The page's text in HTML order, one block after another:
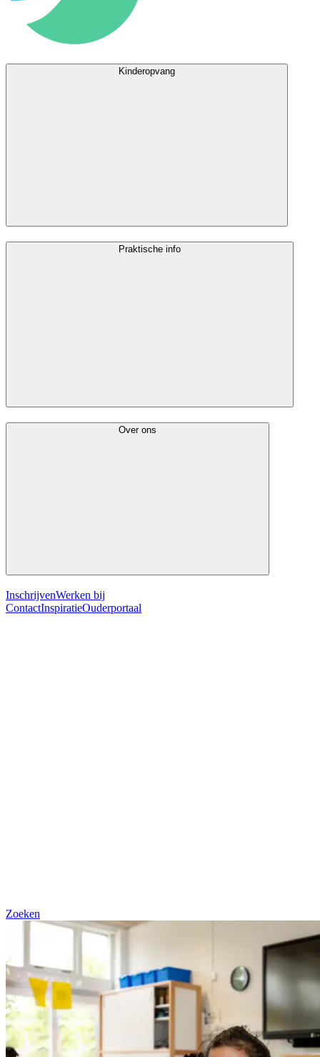
Kinderopvang
Praktische info
Over ons
InschrijvenWerken bij
ContactInspiratieOuderportaal
Zoeken